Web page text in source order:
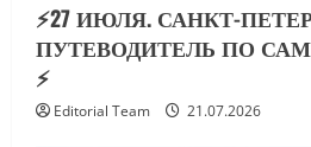
⚡️27 ИЮЛЯ. САНКТ-
ПУТЕВОДИТЕЛЬ ПО
⚡️
Editorial Team 21.07.2026